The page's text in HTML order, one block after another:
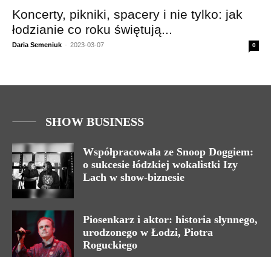
Koncerty, pikniki, spacery i nie tylko: jak
łodzianie co roku świętują...
Daria Semeniuk - 2023-03-07 0
SHOW BUSINESS
Współpracowała ze Snoop Doggiem:
o sukcesie łódzkiej wokalistki Izy
Lach w show-biznesie
Piosenkarz i aktor: historia słynnego,
urodzonego w Łodzi, Piotra
Roguckiego